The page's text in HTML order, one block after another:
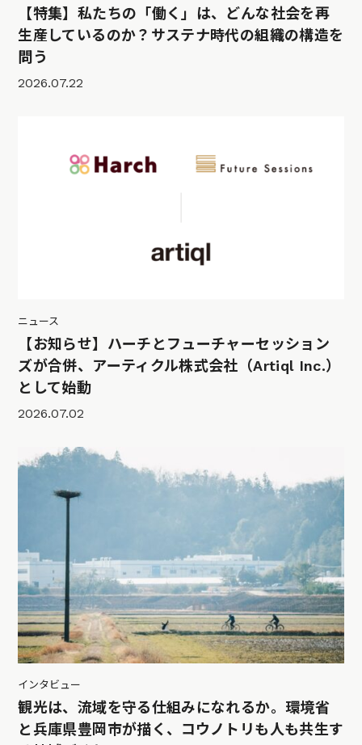
【特集】私たちの「働く」は、どんな社会を再
生産しているのか？サステナ時代の組織の構造を
問う
2026.07.22
ニュース
【お知らせ】ハーチとフューチャーセッション
ズが合併、アーティクル株式会社（Artiql Inc.）
として始動
2026.07.02
インタビュー
観光は、流域を守る仕組みになれるか。環境省
と兵庫県豊岡市が描く、コウノトリも人も共生す